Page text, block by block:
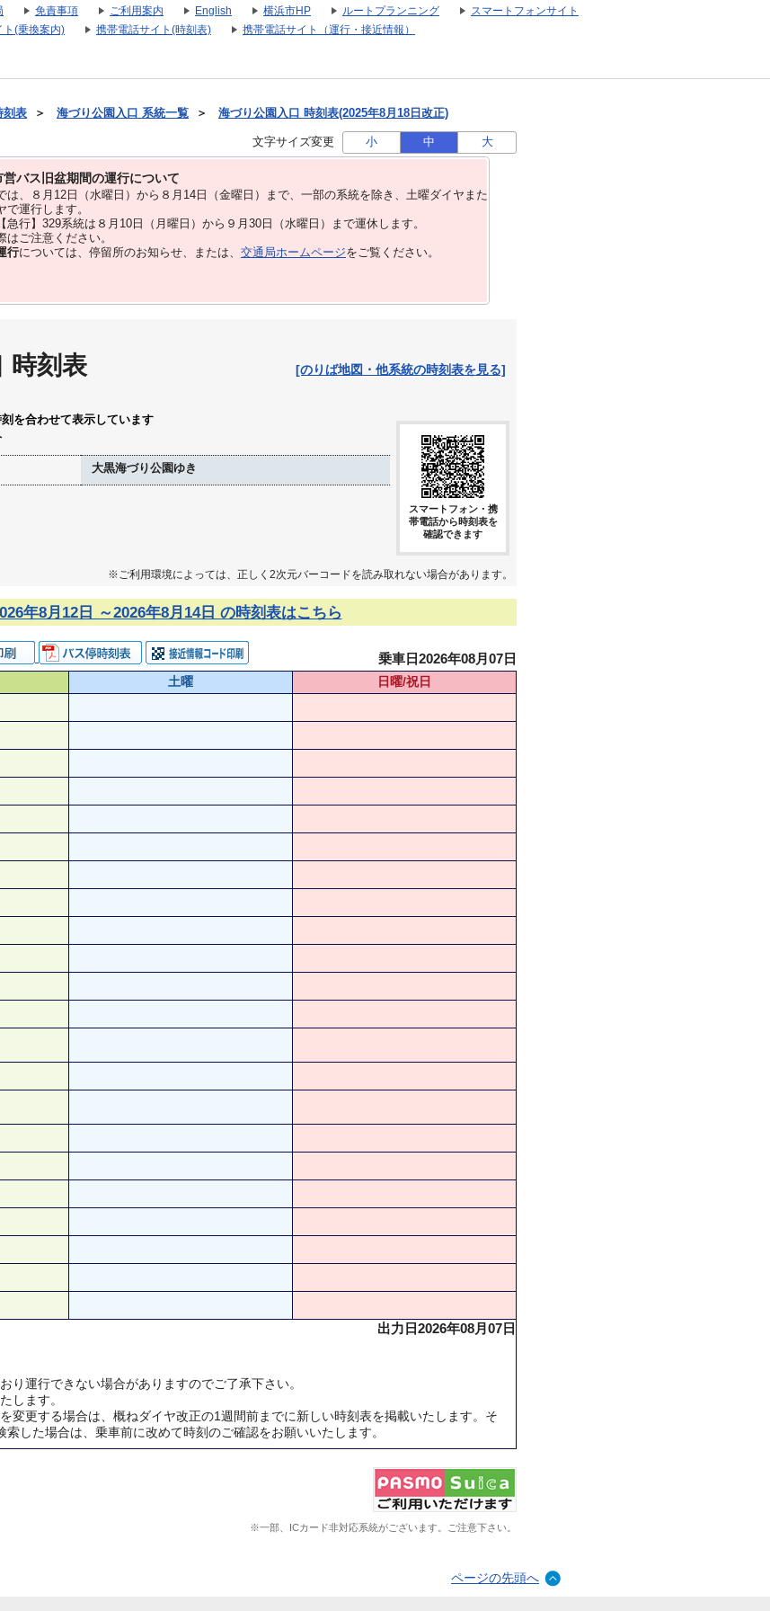
免責事項 ご利用案内 English 横浜市HP ルートプランニング
スマートフォンサイト
ト(乗換案内)
携帯電話サイト(時刻表) 携帯電話サイト（運行・接近情報）
刻表 ＞ 海づり公園入口 系統一覧 ＞ 海づり公園入口 時刻表(2025年8月18日改正)
文字サイズ変更 小 中 大
バス旧盆期間の運行について
、８⽉12⽇（水曜日）から８⽉14⽇（金曜日）まで、⼀部の系統を除き、⼟曜ダイヤまた
で運⾏します。
行】329系統は８月10日（月曜日）から９月30日（水曜日）まで運休します。
ご注意ください。
行については、停留所のお知らせ、または、 交通局ホームページをご覧ください。
時刻表 [のりば地図・他系統の時刻表を見る]
を合わせて表示しています
大黒海づり公園ゆき
スマートフォン・携
帯電話から時刻表を
確認できます
※ご利用環境によっては、正しく2次元バーコードを読み取れない場合があります。
年8月12日 ～2026年8月14日 の時刻表はこちら
乗車日2026年08月07日
土曜
日曜/祝日
出力日2026年08月07日
運行できない場合がありますのでご了承下さい。
します。
変更する場合は、概ねダイヤ改正の1週間前までに新しい時刻表を掲載いたします。そ
した場合は、乗車前に改めて時刻のご確認をお願いいたします。
※一部、ICカード非対応系統がございます。ご注意下さい。
ページの先頭へ